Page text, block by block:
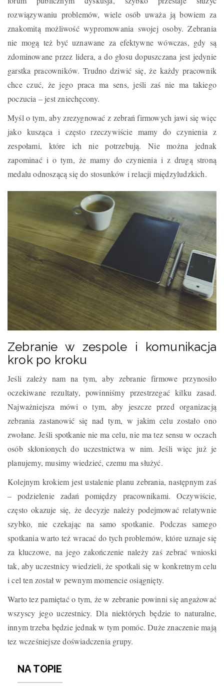
rozwiązywaniu problemów, wiele osób uważa ją bowiem za
znakomitą możliwość wypromowania swojej osoby. Zebrania
nie mogą też być uznawane za efektywne wówczas, gdy są
zdominowane przez lidera, a do głosu dopuszczana jest jedynie
garstka pracowników. Trudno dziwić się, że każdy pracownik
chce czuć, że jego praca ma sens, jeśli zaś nie ma takiego
poczucia – jest zniechęcony.
Myśl o tym, aby zrezygnować z zebrań firmowych jawi się więc
jako kusząca i często rzeczywiście mamy do czynienia z
zespołami, które ich nie potrzebują. Nie można jednak
zapominać i o tym, że mamy do czynienia i z drugą stroną
medalu odnoszącą się do stosunków i relacji międzyludzkich.
Zebranie w zespole i komunikacja
krok po kroku
Jeśli zależy nam na tym, aby zebranie firmowe przynosiło
oczekiwane rezultaty, powinniśmy przestrzegać kilku zasad.
Najważniejsza mówi o tym, aby jeszcze przed organizacją
zebrania zastanowić się nad tym, w jakim celu zostało ono
zwołane. Jeśli spotkanie nie ma celu, nie ma tez sensu w oczach
osób skłonionych do uczestnictwa w nim. Jeśli więc już je
planujemy, musimy wiedzieć, czemu ma służyć.
Kolejnym krokiem jest ustalenie planu zebrania, następnym zaś
– podzielenie zadań pomiędzy pracownikami. Oczywiście,
często okazuje się, że decyzje należy podejmować relatywnie
szybko, nie czekając na samo spotkanie. Podczas samego
spotkania warto też wracać do tych problemów, które uznaje się
za kluczowe, na jego zakończenie należy zaś zebrać wnioski
tak, aby uczestnicy wiedzieli, że spotkali się w konkretnym celu
i cel ten został w pewnym momencie osiągnięty.
Warto tez pamiętać o tym, że w zebranie powinni się angażować
wszyscy jego uczestnicy. Dla niektórych będzie to naturalne,
innym trzeba będzie jednak w tym pomóc. Duże znaczenie mają
tez wcześniejsze doświadczenia grupy.
NA TOPIE